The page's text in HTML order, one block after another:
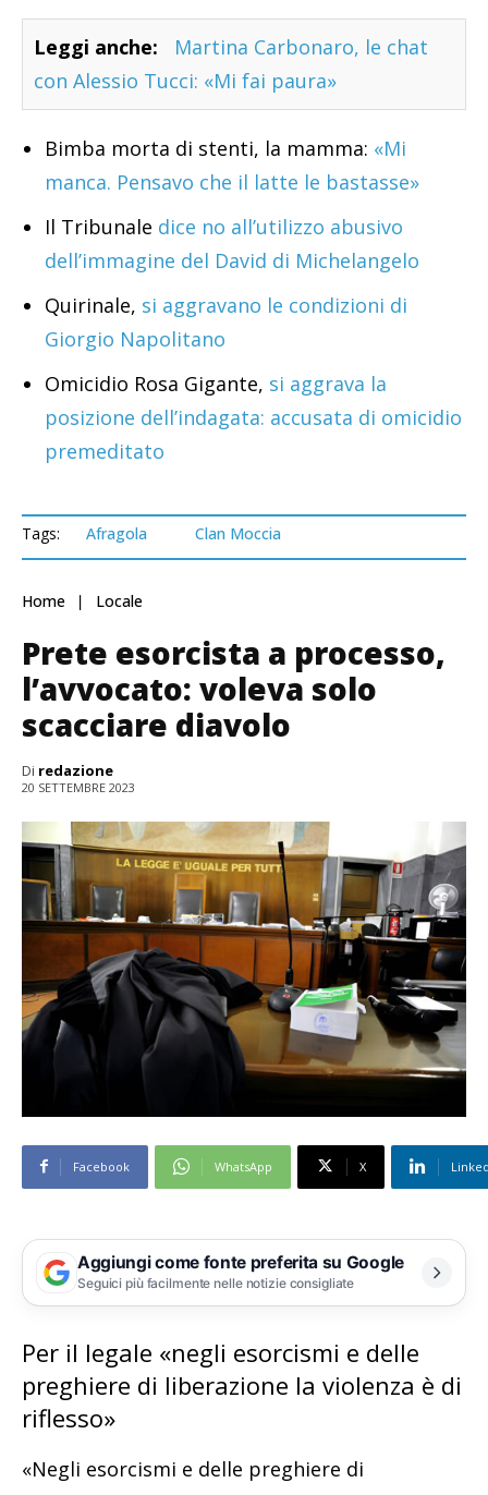
Leggi anche:
Martina Carbonaro, le chat
con Alessio Tucci: «Mi fai paura»
Bimba morta di stenti, la mamma: «Mi
manca. Pensavo che il latte le bastasse»
Il Tribunale dice no all’utilizzo abusivo
dell’immagine del David di Michelangelo
Quirinale, si aggravano le condizioni di
Giorgio Napolitano
Omicidio Rosa Gigante, si aggrava la
posizione dell’indagata: accusata di omicidio
premeditato
Tags: Afragola Clan Moccia
Home Locale
Prete esorcista a processo,
l’avvocato: voleva solo
scacciare diavolo
Di redazione
20 SETTEMBRE 2023
Facebook WhatsApp X
Aggiungi come fonte preferita su Google
Seguici più facilmente nelle notizie consigliate
Per il legale «negli esorcismi e delle
preghiere di liberazione la violenza è di
riflesso»
«Negli esorcismi e delle preghiere di